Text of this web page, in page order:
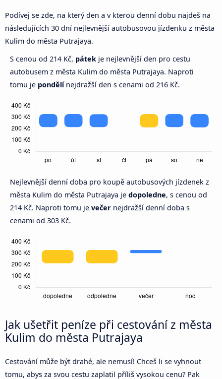
Podívej se zde, na který den a v kterou denní dobu najdeš na
následujících 30 dní nejlevnější autobusovou jízdenku z města
Kulim do města Putrajaya.
S cenou od 214 Kč, pátek je nejlevnější den pro cestu
autobusem z města Kulim do města Putrajaya. Naproti
tomu je pondělínejdražší den s cenami od 216 Kč.
Nejlevnější denní doba pro koupě autobusových jízdenek z
města Kulim do města Putrajaya je dopoledne, s cenou od
214 Kč. Naproti tomu je večer nejdražší denní doba s
cenami od 303 Kč.
Jak ušetřit peníze při cestování z města
Kulim do města Putrajaya
Cestování může být drahé, ale nemusí! Chceš li se vyhnout
tomu, abys za svou cestu zaplatil příliš vysokou cenu? Pak